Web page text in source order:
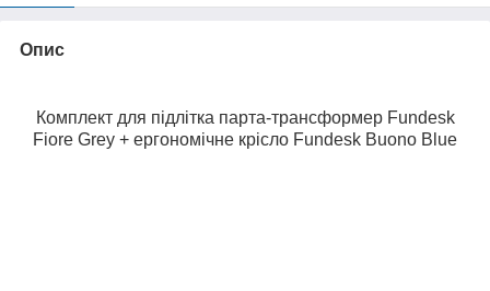
Опис
Комплект для підлітка парта-трансформер Fundesk
Fiore Grey + ергономічне крісло Fundesk Buono Blue